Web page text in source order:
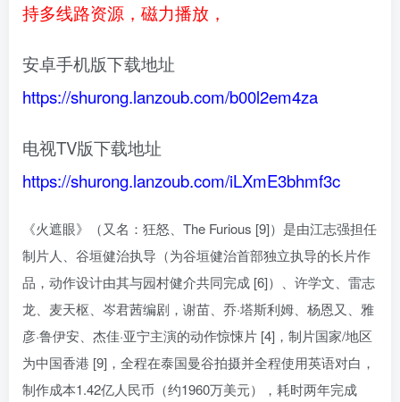
持多线路资源，磁力播放，
安卓手机版下载地址
https://shurong.lanzoub.com/b00l2em4za
电视TV版下载地址
https://shurong.lanzoub.com/iLXmE3bhmf3c
《火遮眼》（又名：狂怒、The Furious [9]）是由江志强担任
制片人、谷垣健治执导（为谷垣健治首部独立执导的长片作
品，动作设计由其与园村健介共同完成 [6]）、许学文、雷志
龙、麦天枢、岑君茜编剧，谢苗、乔·塔斯利姆、杨恩又、雅
彦·鲁伊安、杰佳·亚宁主演的动作惊悚片 [4]，制片国家/地区
为中国香港 [9]，全程在泰国曼谷拍摄并全程使用英语对白，
制作成本1.42亿人民币（约1960万美元），耗时两年完成